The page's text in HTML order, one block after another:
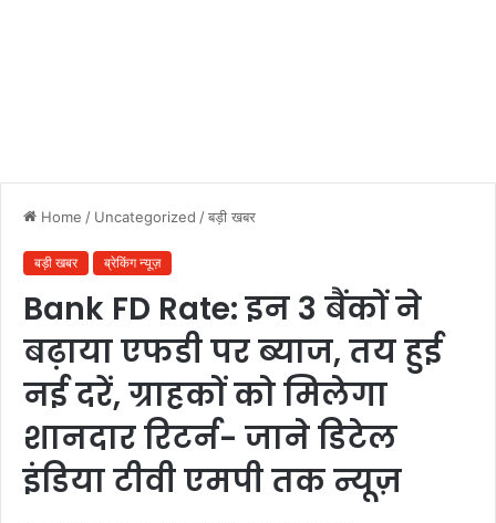
Home / Uncategorized /बड़ी खबर
बड़ी खबर ब्रेकिंग न्यूज़
Bank FD Rate: इन 3 बैंकों ने
बढ़ाया एफडी पर ब्याज, तय हुई
नई दरें, ग्राहकों को मिलेगा
शानदार रिटर्न- जाने डिटेल
इंडिया टीवी एमपी तक न्यूज़